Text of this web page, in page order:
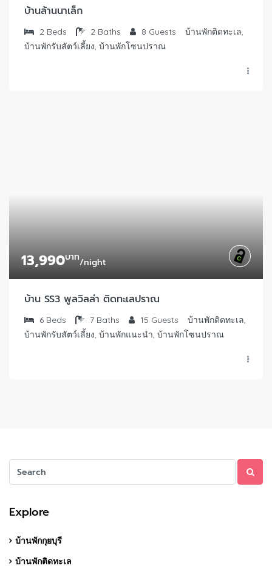
บ้านล้านนาเล็ก
2 Beds 2 Baths 8 Guests
บ้านพักติดทะเล,
บ้านพักรับสัตว์เลี้ยง, บ้านพักโซนปราณ
13,990บาท/night
บ้าน SS3 พูลวิลล่า ติดทะเลปราณ
6 Beds 7 Baths 15 Guests
บ้านพักติดทะเล,
บ้านพักรับสัตว์เลี้ยง, บ้านพักแนะนำ, บ้านพักโซนปราณ
Explore
บ้านพักกุยบุรี
บ้านพักติดทะเล